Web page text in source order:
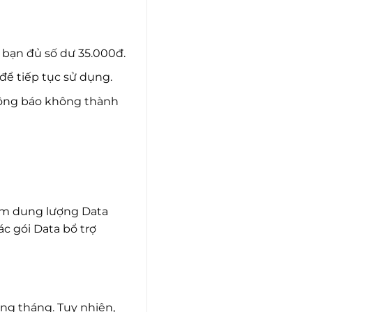
đủ số dư 35.000đ.
tiếp tục sử dụng.
báo không thành
dung lượng Data
gói Data bổ trợ
tháng. Tuy nhiên,